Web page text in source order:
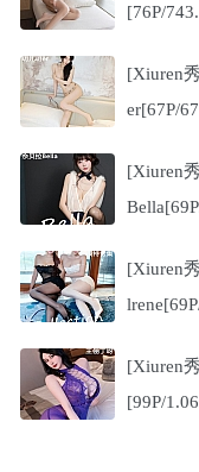
[76P/
[Xiuren
er[67P/
[Xiuren
[Xiuren
[Xiuren
[99P/